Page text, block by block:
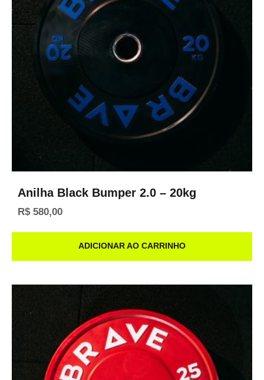
Anilha Black Bumper 2.0 – 20kg
R$580,00
ADICIONAR AO CARRINHO